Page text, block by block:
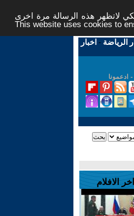
لاتظهر هذه الرسالة مرة اخرى -
This website uses cookies to
الرياضة - اخبار
- ادعمونا
اخر الافلام